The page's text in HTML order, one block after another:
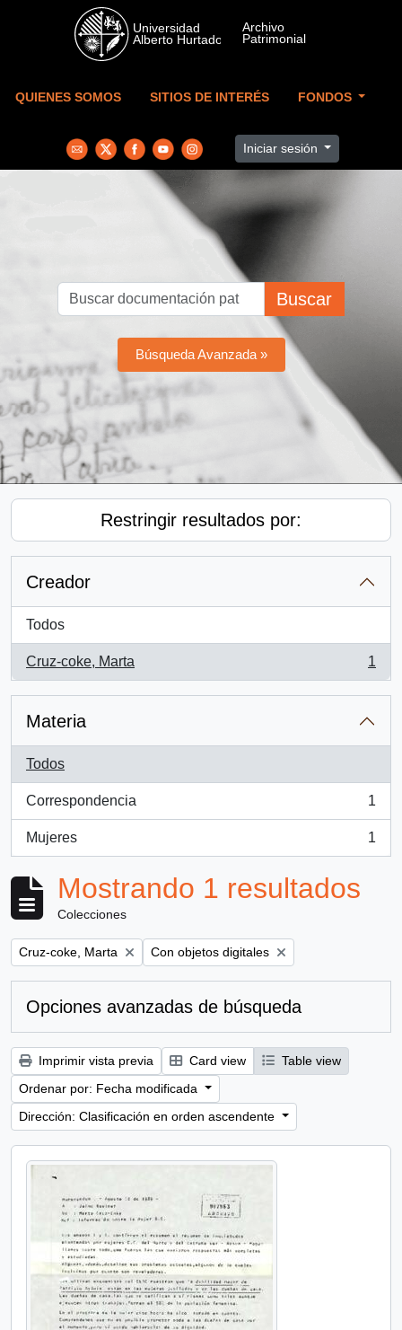
Skip to main content
QUIENES SOMOS SITIOS DE INTERÉS FONDOS
Iniciar sesión
Buscar
Búsqueda Avanzada »
Restringir resultados por:
Creador
Todos
Cruz-coke, Marta
, 1 resultados
1
Materia
Todos
Correspondencia
, 1 resultados
1
Mujeres
, 1 resultados
1
Mostrando 1 resultados
Colecciones
Remove filter:
Cruz-coke, Marta Remove filter:
Con objetos digitales
Opciones avanzadas de búsqueda
Imprimir vista previa Card view
Table view
Ordenar por: Fecha modificada
Dirección: Clasificación en orden ascendente